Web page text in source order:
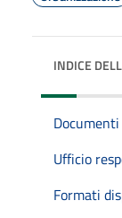
INDICE
Documenti
Ufficio
Formati